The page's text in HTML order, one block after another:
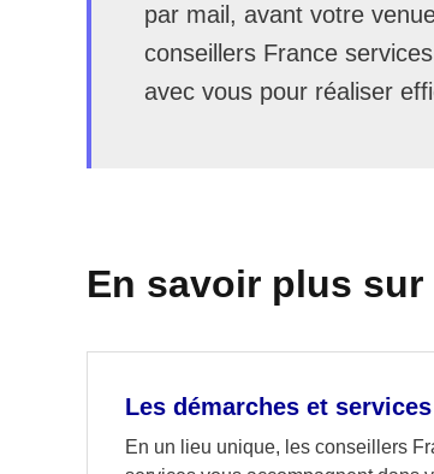
par mail, avant votre
conseillers France
avec vous pour réaliser
En savoir plus
Les démarches et services
En un lieu unique, les conseillers